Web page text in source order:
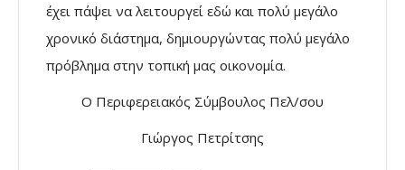
έχει πάψει να λειτουργεί εδώ και πολύ μεγάλο
χρονικό διάστημα, δημιουργώντας πολύ μεγάλο
πρόβλημα στην τοπική μας οικονομία.
Ο Περιφερειακός Σύμβουλος Πελ/σου
Γιώργος Πετρίτσης